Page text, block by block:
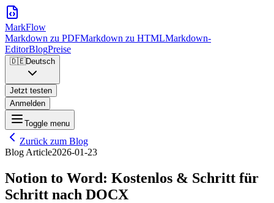
MarkFlow
Markdown zu PDFMarkdown zu HTMLMarkdown-
EditorBlogPreise
🇩🇪Deutsch
Jetzt testen
Anmelden
Toggle menu
Zurück zum Blog
Blog Article2026-01-23
Notion to Word: Kostenlos & Schritt für
Schritt nach DOCX